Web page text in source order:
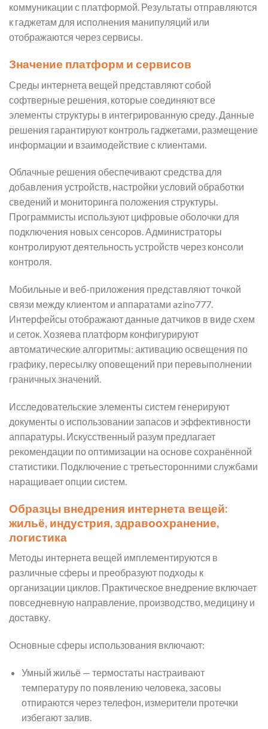
коммуникации с платформой. Результаты отправляются
к гаджетам для исполнения манипуляций или
отображаются через сервисы.
Значение платформ и сервисов
Среды интернета вещей представляют собой
софтверные решения, которые соединяют все
элементы структуры в интегрированную среду. Данные
решения гарантируют контроль гаджетами, размещение
информации и взаимодействие с клиентами.
Облачные решения обеспечивают средства для
добавления устройств, настройки условий обработки
сведений и мониторинга положения структуры.
Программисты используют цифровые оболочки для
подключения новых сенсоров. Администраторы
контролируют деятельность устройств через консоли
контроля.
Мобильные и веб-приложения представляют точкой
связи между клиентом и аппаратами azino777.
Интерфейсы отображают данные датчиков в виде схем
и сеток. Хозяева платформ конфигурируют
автоматические алгоритмы: активацию освещения по
графику, пересылку оповещений при перевыполнении
граничных значений.
Исследовательские элементы систем генерируют
документы о использовании запасов и эффективности
аппаратуры. Искусственный разум предлагает
рекомендации по оптимизации на основе сохранённой
статистики. Подключение с третьесторонними службами
наращивает опции систем.
Образцы внедрения интернета вещей:
жильё, индустрия, здравоохранение,
логистика
Методы интернета вещей имплементируются в
различные сферы и преобразуют подходы к
организации циклов. Практическое внедрение включает
повседневную направление, производство, медицину и
доставку.
Основные сферы использования включают:
Умный жильё — термостаты настраивают
температуру по появлению человека, засовы
отпираются через телефон, измерители протечки
избегают залив.